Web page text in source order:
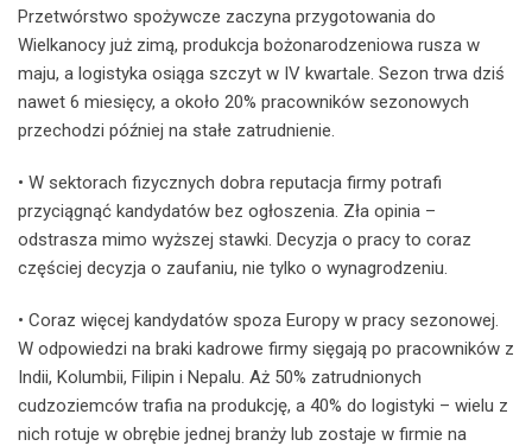
Przetwórstwo spożywcze zaczyna przygotowania do
Wielkanocy już zimą, produkcja bożonarodzeniowa rusza w
maju, a logistyka osiąga szczyt w IV kwartale. Sezon trwa dziś
nawet 6 miesięcy, a około 20% pracowników sezonowych
przechodzi później na stałe zatrudnienie.
• W sektorach fizycznych dobra reputacja firmy potrafi
przyciągnąć kandydatów bez ogłoszenia. Zła opinia –
odstrasza mimo wyższej stawki. Decyzja o pracy to coraz
częściej decyzja o zaufaniu, nie tylko o wynagrodzeniu.
• Coraz więcej kandydatów spoza Europy w pracy sezonowej.
W odpowiedzi na braki kadrowe firmy sięgają po pracowników z
Indii, Kolumbii, Filipin i Nepalu. Aż 50% zatrudnionych
cudzoziemców trafia na produkcję, a 40% do logistyki – wielu z
nich rotuje w obrębie jednej branży lub zostaje w firmie na